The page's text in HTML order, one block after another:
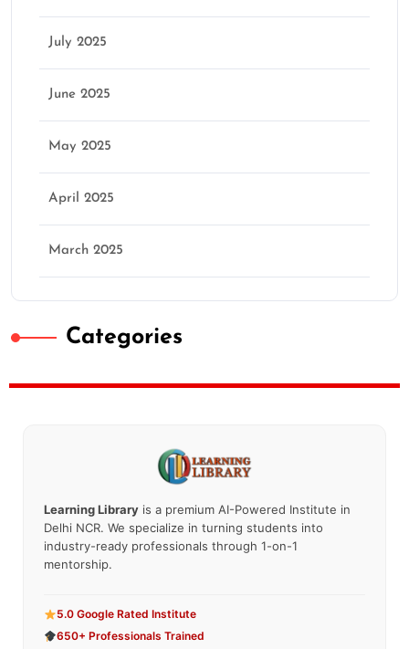
July 2025
June 2025
May 2025
April 2025
March 2025
Categories
Learning Library is a premium AI-Powered Institute in
Delhi NCR. We specialize in turning students into
industry-ready professionals through 1-on-1
mentorship.
5.0 Google Rated Institute
650+ Professionals Trained